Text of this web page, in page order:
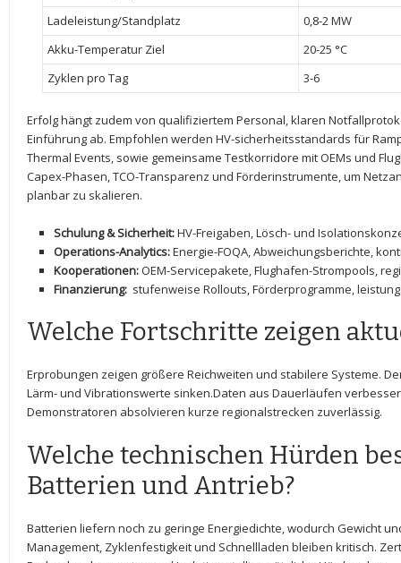
Ladeleistung/Standplatz
0,8-2 MW
Akku-Temperatur Ziel
20-25 °C
Zyklen pro Tag
3-6
Erfolg hängt zudem von⁣ qualifiziertem Personal, klaren
Einführung ab. Empfohlen ⁤werden HV-sicherheitsstandards für
Thermal Events, sowie gemeinsame Testkorridore mit OEMs ⁣und
Capex-Phasen, ⁢TCO-Transparenz und Förderinstrumente, um
planbar⁤ zu skalieren.
Schulung & Sicherheit:HV-Freigaben, Lösch-⁣ und
Operations-Analytics:Energie-FOQA, Abweichungsberichte,⁢
Kooperationen:OEM-Servicepakete, Flughafen-Strompools,
Finanzierung: stufenweise Rollouts, Förderprogramme,
Welche Fortschritte zeigen
Erprobungen zeigen größere Reichweiten und stabilere Systeme.
Lärm- und Vibrationswerte sinken.Daten⁣ aus ⁤Dauerläufen⁢
Demonstratoren⁤ absolvieren​ kurze⁣ regionalstrecken zuverlässig.
Welche technischen Hürden
Batterien und Antrieb?
Batterien liefern noch zu geringe Energiedichte, wodurch ​Gewicht
Management, Zyklenfestigkeit und Schnellladen bleiben kritisch.